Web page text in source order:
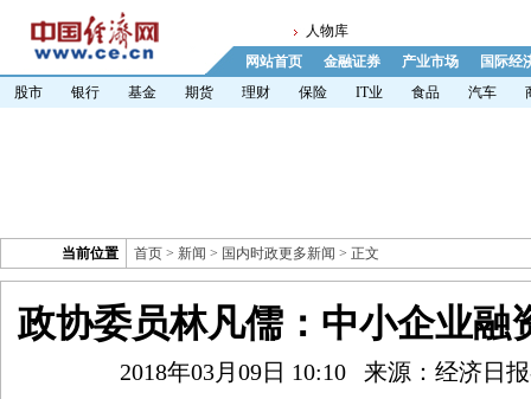
人物库
网站首页
金融证券 产业市场
国际经
股市
银行 基金 期货 理财 保险 IT业 食品 汽车
当前位置 首页 > 新闻 > 国内时政更多新闻 > 正文
政协委员林凡儒：中小企业融
2018年03月09日 10:10 来源：经济日